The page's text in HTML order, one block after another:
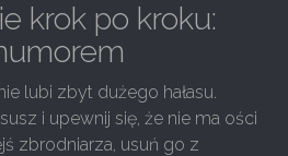
krok po kroku:
lubi zbyt dużego hałasu.
i upewnij się, że nie ma ości
zbrodniarza, usuń go z